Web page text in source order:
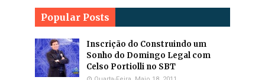
Popular Posts
Inscrição do Construindo um
Sonho do Domingo Legal com
Celso Portiolli no SBT